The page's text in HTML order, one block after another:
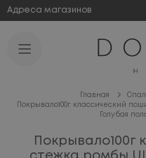
Адреса магазинов
Главная
Покрывало100г классический
Голубая
Покрывало100г